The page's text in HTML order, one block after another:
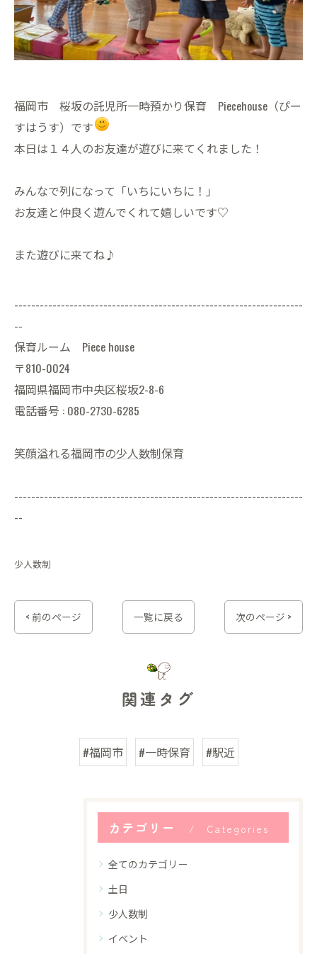
福岡市 桜坂の託児所一時預かり保育 Piecehouse（ぴー
すはうす）です
本日は１４人のお友達が遊びに来てくれました！
みんなで列になって「いちにいちに！」
お友達と仲良く遊んでくれて嬉しいです♡
また遊びに来てね♪
--------------------------------------------------------------------
--
保育ルーム Piece house
〒810-0024
福岡県福岡市中央区桜坂2-8-6
電話番号 : 080-2730-6285
笑顔溢れる福岡市の少人数制保育
--------------------------------------------------------------------
--
少人数制
< 前のページ 一覧に戻る 次のページ >
関連タグ
#福岡市 #一時保育 #駅近
カテゴリー Categories
全てのカテゴリー
土日
少人数制
イベント